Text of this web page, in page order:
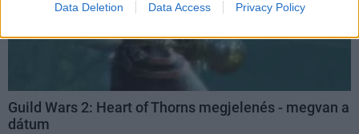
Data Deletion Data Access Privacy Policy
Guild Wars 2: Heart of Thorns megjelenés - megvan a
dátum